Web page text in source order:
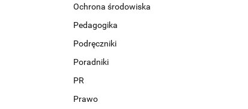
Ochrona środowiska
Pedagogika
Podręczniki
Poradniki
PR
Prawo